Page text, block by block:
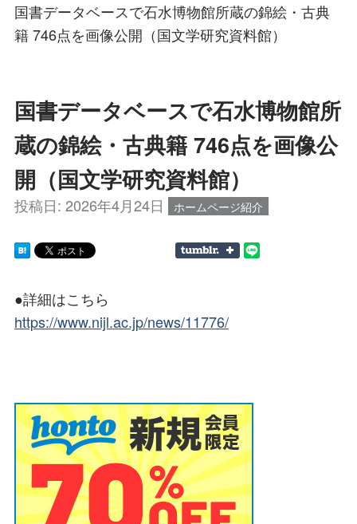
国書データベースで石水博物館所蔵の錦絵・古典
籍 746点を画像公開（国文学研究資料館）
国書データベースで石水博物館所
蔵の錦絵・古典籍 746点を画像公
開（国文学研究資料館）
投稿日: 2026年4月24日 ホームページ紹介
●詳細はこちら
https://www.nijl.ac.jp/news/11776/